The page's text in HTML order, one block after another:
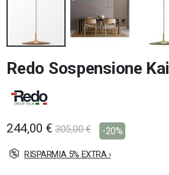
all'inizio
della
galleria
di
Redo Sospensione Kai
244,00 € 305,00 € -20%
RISPARMIA 5% EXTRA ›